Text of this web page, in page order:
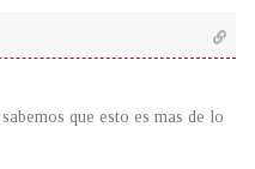
que esto es mas de lo